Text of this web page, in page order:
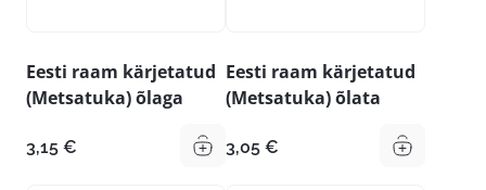
Eesti raam kärjetatud
(Metsatuka) õlaga
3,15 €
Eesti raam kärjetatud
(Metsatuka) õlata
3,05 €